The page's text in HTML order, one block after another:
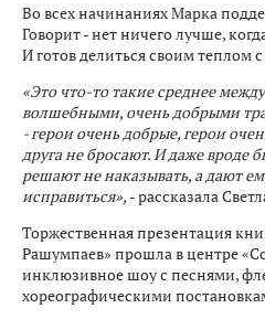
Во всех начинаниях Марка
Говорит - нет ничего лучше,
И готов делиться своим
«Это что-то такие среднее
волшебными, очень добрыми
- герои очень добрые, герои
друга не бросают. И даже вроде
решают не наказывать, а дают
исправиться», - рассказала
Торжественная презентация
Рашумпаев» прошла в центре
инклюзивное шоу с песнями,
хореографическими